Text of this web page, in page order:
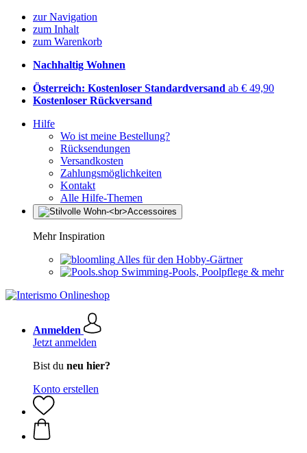
zur Navigation
zum Inhalt
zum Warenkorb
Nachhaltig Wohnen
Österreich: Kostenloser Standardversand ab € 49,90
Kostenloser Rückversand
Hilfe
Wo ist meine Bestellung?
Rücksendungen
Versandkosten
Zahlungsmöglichkeiten
Kontakt
Alle Hilfe-Themen
Mehr Inspiration
Alles für den Hobby-Gärtner
Swimming-Pools, Poolpflege & mehr
Anmelden
Jetzt anmelden
Bist du neu hier?
Konto erstellen